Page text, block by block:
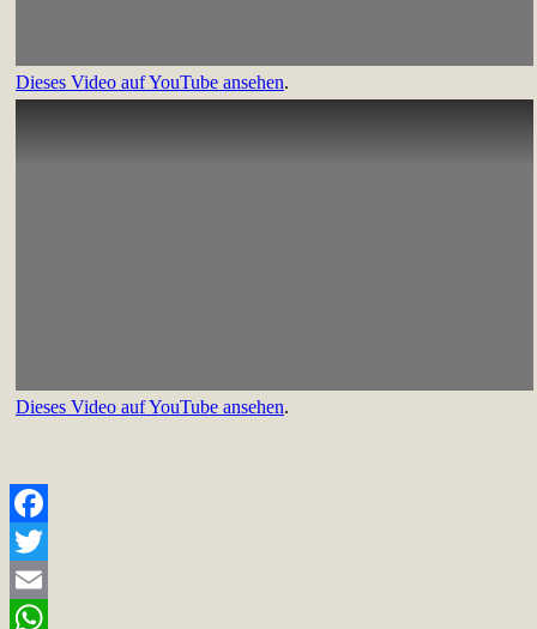
Dieses Video auf YouTube ansehen.
Dieses Video auf YouTube ansehen.
Facebook
Twitter
Email